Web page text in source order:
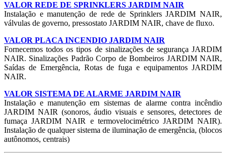
VALOR REDE DE SPRINKLERS JARDIM NAIR
Instalação e manutenção de rede de Sprinklers JARDIM NAIR,
válvulas de governo, pressostato JARDIM NAIR, chave de fluxo.
VALOR PLACA INCENDIO JARDIM NAIR
Fornecemos todos os tipos de sinalizações de segurança JARDIM
NAIR. Sinalizações Padrão Corpo de Bombeiros JARDIM NAIR,
Saídas de Emergência, Rotas de fuga e equipamentos JARDIM
NAIR.
VALOR SISTEMA DE ALARME JARDIM NAIR
Instalação e manutenção em sistemas de alarme contra incêndio
JARDIM NAIR (sonoros, áudio visuais e sensores, detectores de
fumaça JARDIM NAIR e termovelocimétrico JARDIM NAIR).
Instalação de qualquer sistema de iluminação de emergência, (blocos
autônomos, centrais)